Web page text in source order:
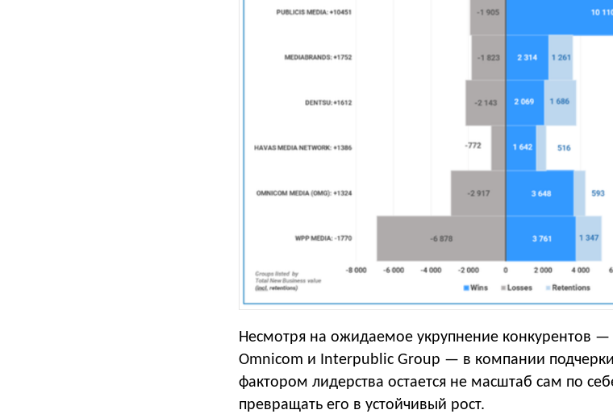
Несмотря на ожидаемое укрупнение конкурентов
Omnicom и Interpublic Group — в компании
фактором лидерства остается не масштаб сам по
превращать его в устойчивый рост.